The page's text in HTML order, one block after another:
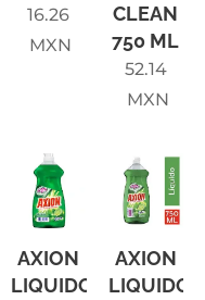
16.26
MXN
CLEAN
750 ML
52.14
MXN
AXION
LIQUIDO
AXION
LIQUIDO